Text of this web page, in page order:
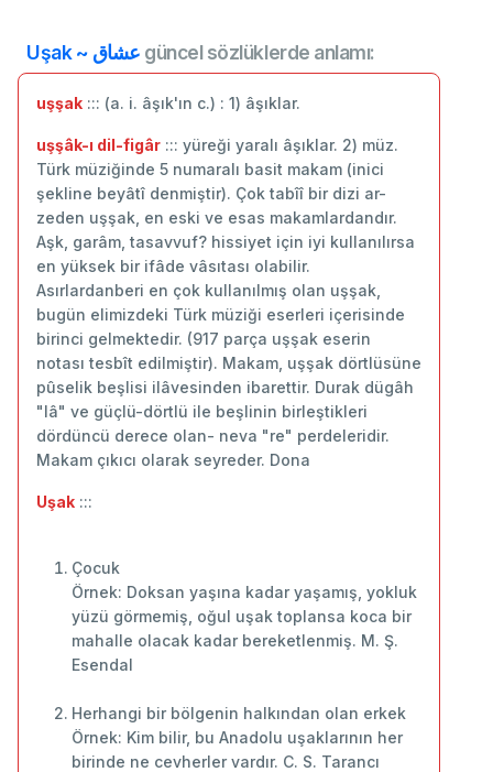
Uşak ~ عشاق güncel sözlüklerde anlamı:
uşşak ::: (a. i. âşık'ın c.) : 1) âşıklar.
uşşâk-ı dil-figâr ::: yüreği yaralı âşıklar. 2) müz.
Türk müziğinde 5 numaralı basit makam (inici
şekline beyâtî denmiştir). Çok tabîî bir dizi ar-
zeden uşşak, en eski ve esas makamlardandır.
Aşk, garâm, tasavvuf? hissiyet için iyi kullanılırsa
en yüksek bir ifâde vâsıtası olabilir.
Asırlardanberi en çok kullanılmış olan uşşak,
bugün elimizdeki Türk müziği eserleri içerisinde
birinci gelmektedir. (917 parça uşşak eserin
notası tesbît edilmiştir). Makam, uşşak dörtlüsüne
pûselik beşlisi ilâvesinden ibarettir. Durak dügâh
"lâ" ve güçlü-dörtlü ile beşlinin birleştikleri
dördüncü derece olan- neva "re" perdeleridir.
Makam çıkıcı olarak seyreder. Dona
Uşak :::
Çocuk
Örnek: Doksan yaşına kadar yaşamış, yokluk
yüzü görmemiş, oğul uşak toplansa koca bir
mahalle olacak kadar bereketlenmiş. M. Ş.
Esendal
Herhangi bir bölgenin halkından olan erkek
Örnek: Kim bilir, bu Anadolu uşaklarının her
birinde ne cevherler vardır. C. S. Tarancı